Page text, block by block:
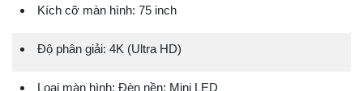
Kích cỡ màn hình: 75 inch
Độ phân giải: 4K (Ultra HD)
Loại màn hình: Đèn nền: Mini LED